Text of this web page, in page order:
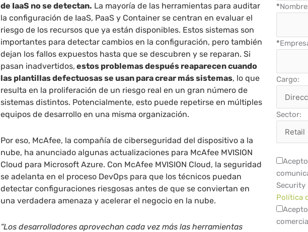
de IaaS no se detectan. La mayoría de las herramientas para auditar
la configuración de IaaS, PaaS y Container se centran en evaluar el
riesgo de los recursos que ya están disponibles. Estos sistemas son
importantes para detectar cambios en la configuración, pero también
dejan los fallos expuestos hasta que se descubren y se reparan. Si
pasan inadvertidos, estos problemas después reaparecen cuando
las plantillas defectuosas se usan para crear más sistemas, lo que
resulta en la proliferación de un riesgo real en un gran número de
sistemas distintos. Potencialmente, esto puede repetirse en múltiples
equipos de desarrollo en una misma organización.
Por eso, McAfee, la compañía de ciberseguridad del dispositivo a la
nube, ha anunciado algunas actualizaciones para McAfee MVISION
Cloud para Microsoft Azure. Con McAfee MVISION Cloud, la seguridad
se adelanta en el proceso DevOps para que los técnicos puedan
detectar configuraciones riesgosas antes de que se conviertan en
una verdadera amenaza y acelerar el negocio en la nube.
“Los desarrolladores aprovechan cada vez más las herramientas
*
*
Cargo:
Sector:
Security
Política